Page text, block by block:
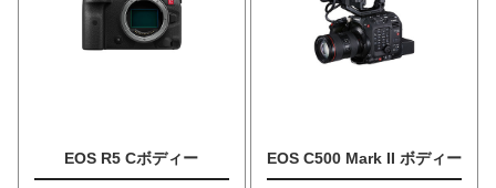
EOS R5 Cボディー EOS C500 Mark II ボディー